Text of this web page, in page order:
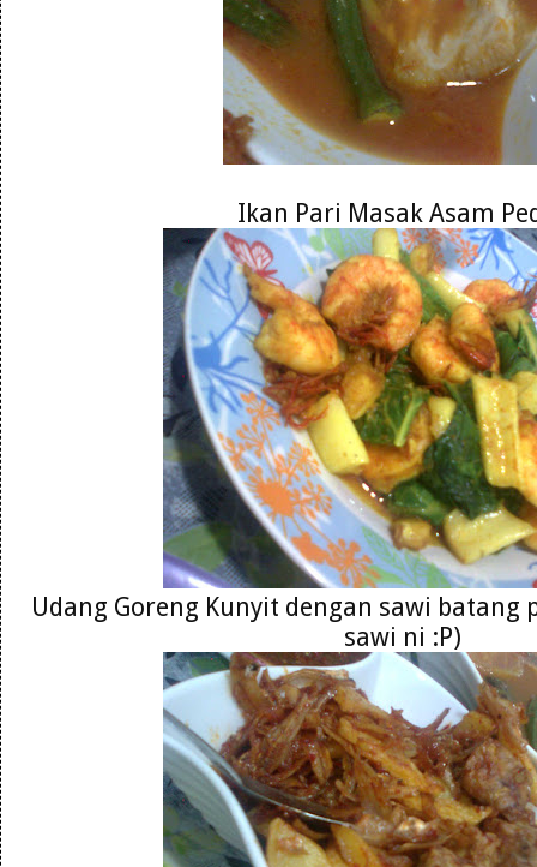
Ikan Pari Masak Asam
Udang Goreng Kunyit dengan sawi
sawi ni :P)